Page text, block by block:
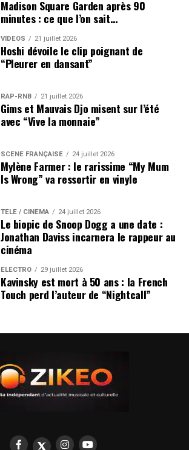
Madison Square Garden après 90
minutes : ce que l’on sait…
VIDEOS 21 juillet 2026
Hoshi dévoile le clip poignant de
“Pleurer en dansant”
RAP-RNB 21 juillet 2026
Gims et Mauvais Djo misent sur l’été
avec “Vive la monnaie”
SCÈNE FRANÇAISE 24 juillet 2026
Mylène Farmer : le rarissime “My Mum
Is Wrong” va ressortir en vinyle
TÉLÉ / CINÉMA 24 juillet 2026
Le biopic de Snoop Dogg a une date :
Jonathan Daviss incarnera le rappeur au
cinéma
ÉLECTRO 29 juillet 2026
Kavinsky est mort à 50 ans : la French
Touch perd l’auteur de “Nightcall”